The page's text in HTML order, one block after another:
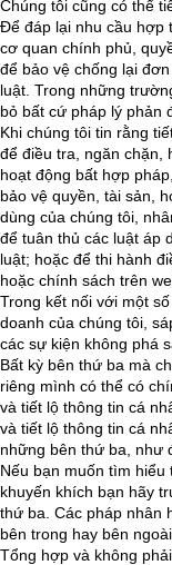
Chúng tôi cũng có thể
Để đáp lại nhu cầu hợp
cơ quan chính phủ,
để bảo vệ chống lại
luật. Trong những
bỏ bất cứ pháp lý phản
Khi chúng tôi tin rằng
để điều tra, ngăn chặn,
hoạt động bất hợp
bảo vệ quyền, tài sản,
dùng của chúng tôi,
để tuân thủ các luật áp
luật; hoặc để thi hành
hoặc chính sách trên
Trong kết nối với một
doanh của chúng tôi,
các sự kiện không phá
Bất kỳ bên thứ ba mà
riêng mình có thể có
và tiết lộ thông tin cá
và tiết lộ thông tin cá
những bên thứ ba, như
Nếu bạn muốn tìm
khuyến khích bạn hãy
thứ ba. Các pháp nhân
bên trong hay bên
Tổng hợp và không